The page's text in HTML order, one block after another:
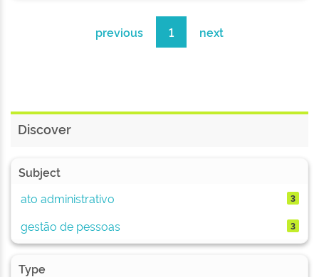
previous 1 next
Discover
Subject
ato administrativo
3
gestão de pessoas 3
Type